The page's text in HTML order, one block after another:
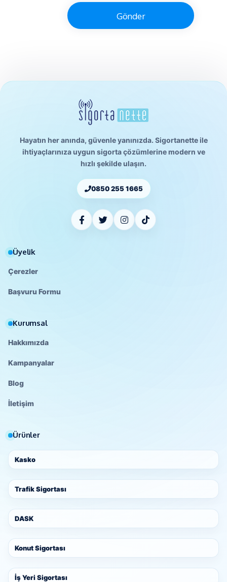
Gönder
Hayatın her anında, güvenle yanınızda. Sigortanette ile
ihtiyaçlarınıza uygun sigorta çözümlerine modern ve
hızlı şekilde ulaşın.
0850 255 1665
Üyelik
Çerezler
Başvuru Formu
Kurumsal
Hakkımızda
Kampanyalar
Blog
İletişim
Ürünler
Kasko
Trafik Sigortası
DASK
Konut Sigortası
İş Yeri Sigortası